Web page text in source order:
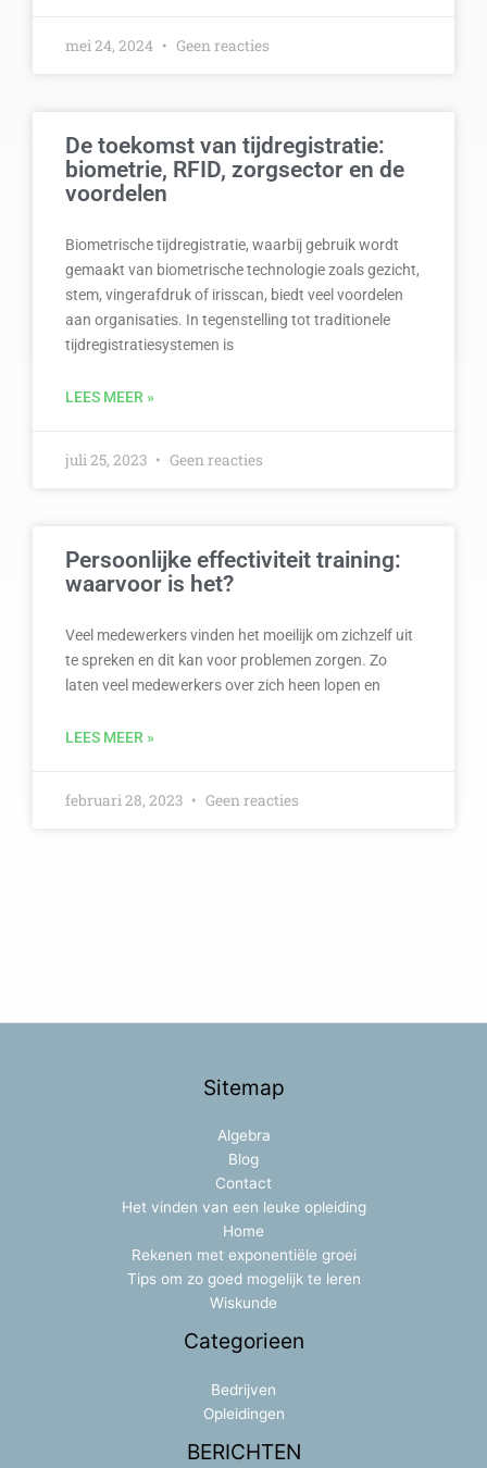
mei 24, 2024 Geen reacties
De toekomst van tijdregistratie:
biometrie, RFID, zorgsector en de
voordelen
Biometrische tijdregistratie, waarbij gebruik wordt
gemaakt van biometrische technologie zoals gezicht,
stem, vingerafdruk of irisscan, biedt veel voordelen
aan organisaties. In tegenstelling tot traditionele
tijdregistratiesystemen is
LEES MEER »
juli 25, 2023 Geen reacties
Persoonlijke effectiviteit training:
waarvoor is het?
Veel medewerkers vinden het moeilijk om zichzelf uit
te spreken en dit kan voor problemen zorgen. Zo
laten veel medewerkers over zich heen lopen en
LEES MEER »
februari 28, 2023 Geen reacties
Sitemap
Algebra
Blog
Contact
Het vinden van een leuke opleiding
Home
Rekenen met exponentiële groei
Tips om zo goed mogelijk te leren
Wiskunde
Categorieen
Bedrijven
Opleidingen
BERICHTEN